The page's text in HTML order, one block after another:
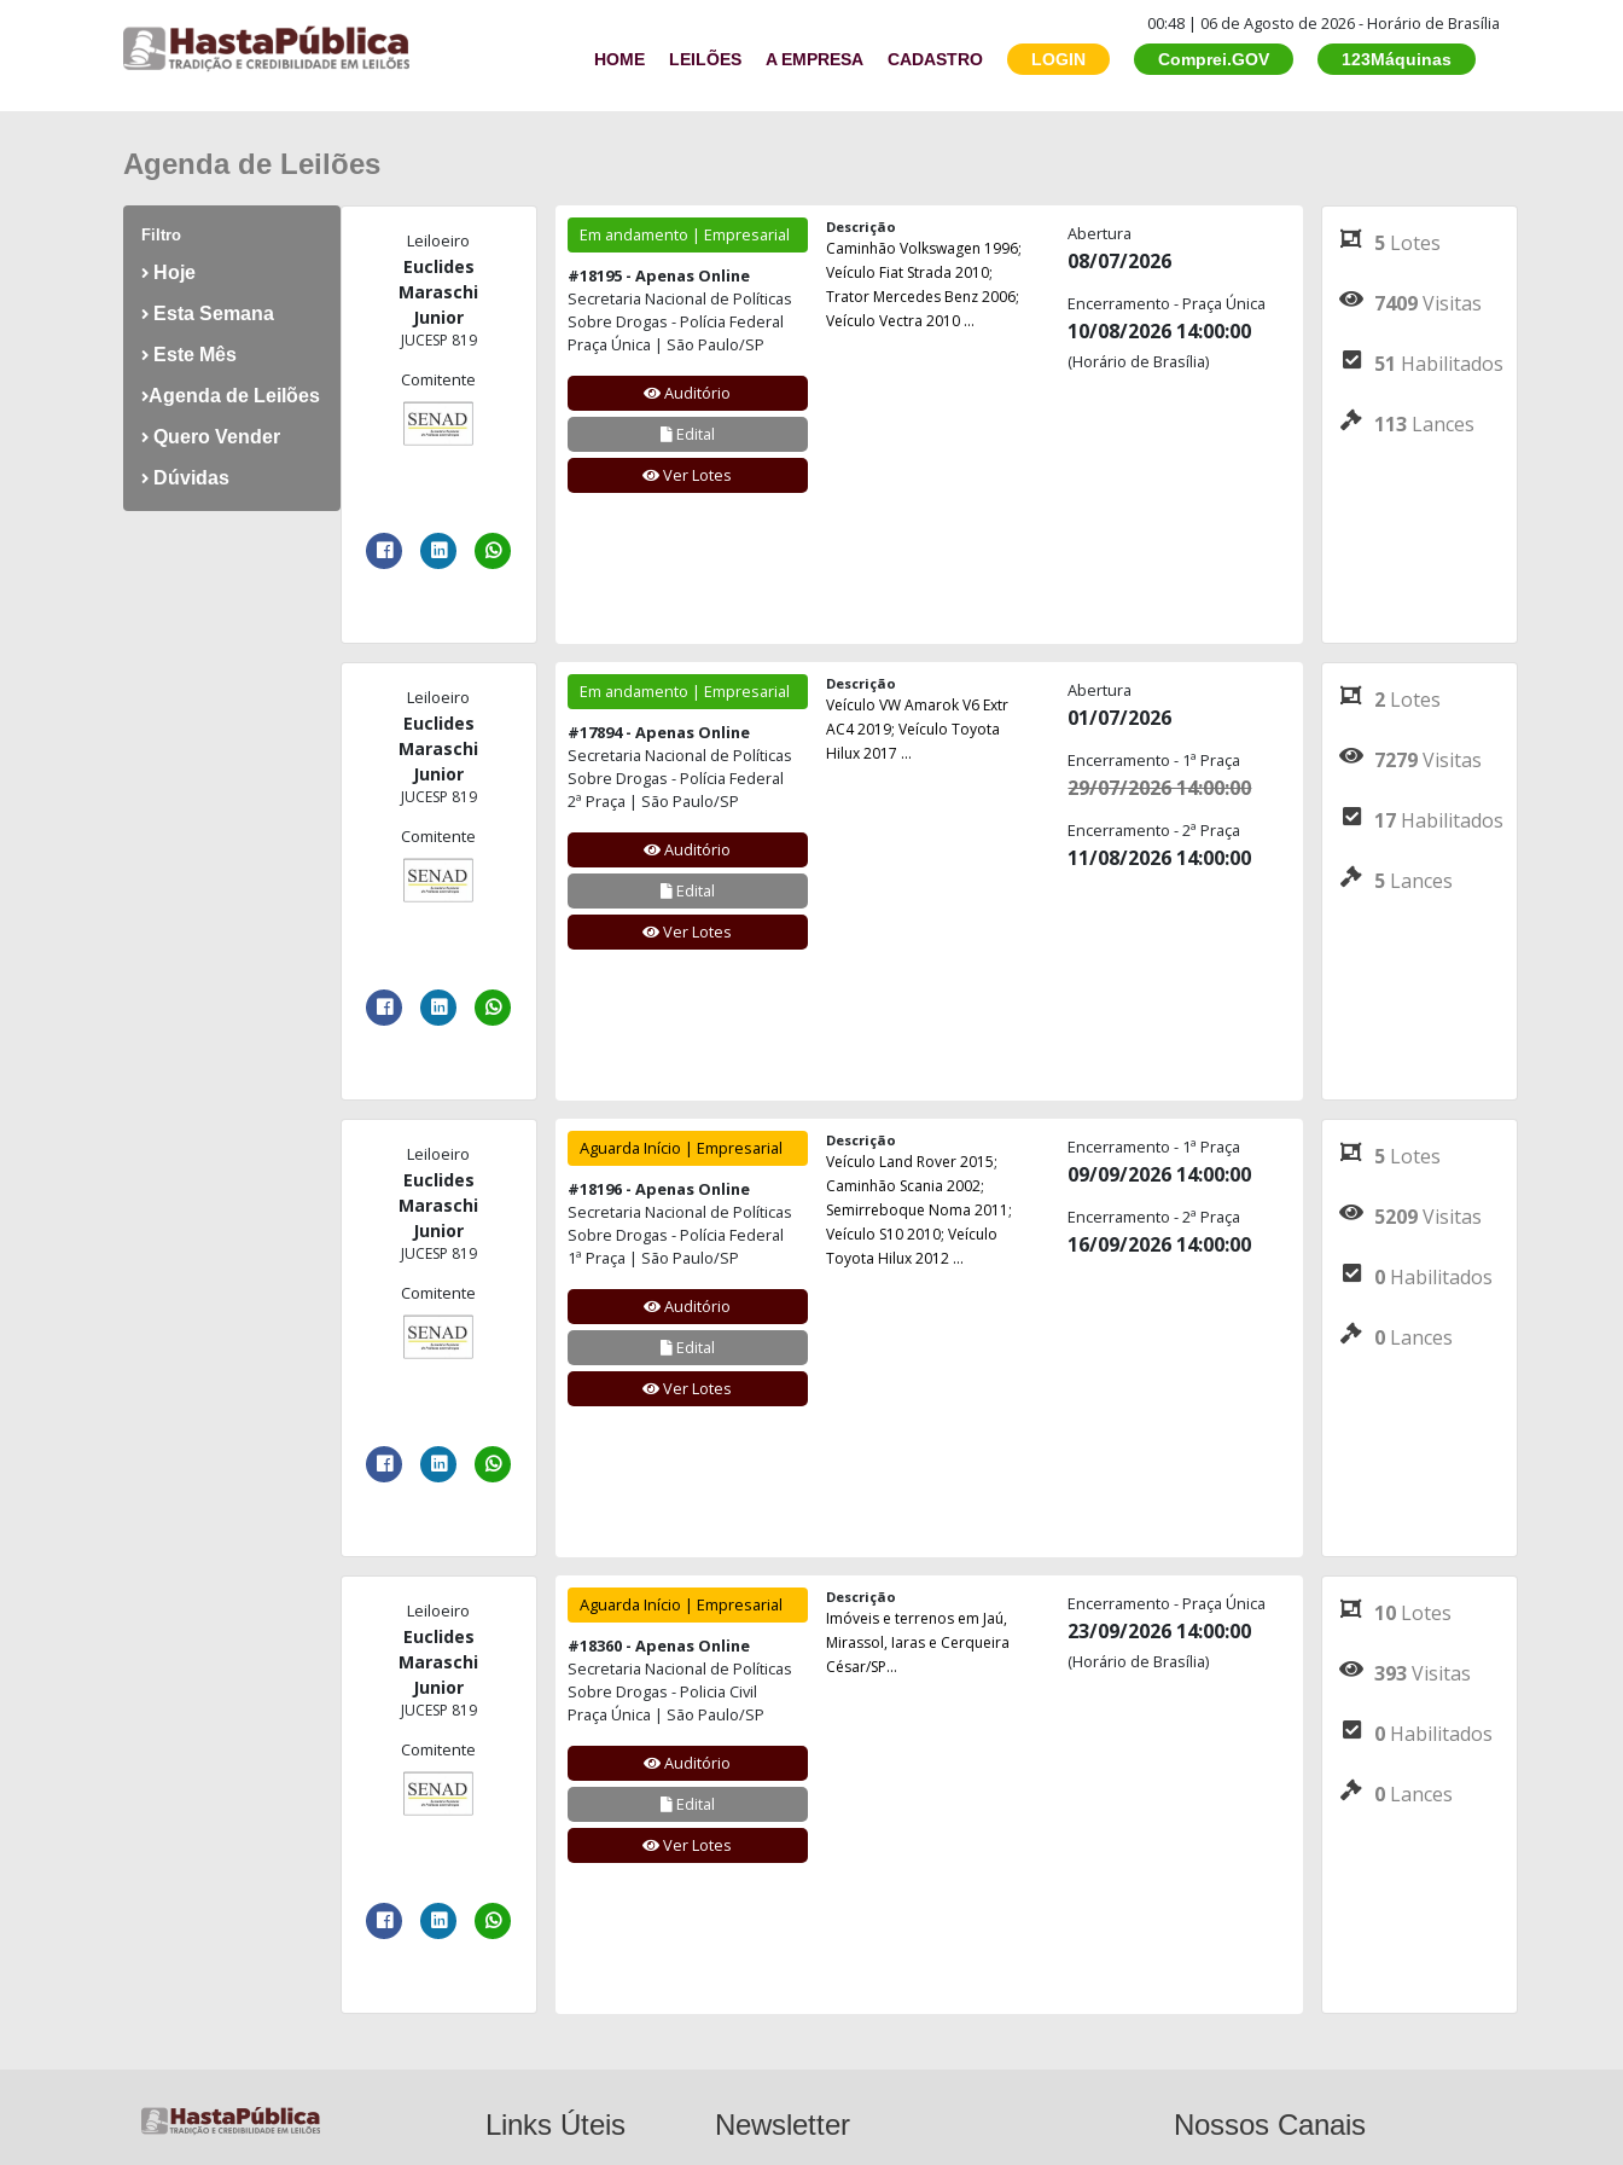
00:48 | 06 de Agosto de 2026 - Horário de Brasília
HOME LEILÕES A EMPRESA CADASTRO LOGIN Comprei.GOV 123Máquinas
Agenda de Leilões
Filtro
Hoje
Esta Semana
Este Mês
Agenda de Leilões
Quero Vender
Dúvidas
Leiloeiro
Euclides
Maraschi
Junior
JUCESP 819
Comitente
Em andamento | Empresarial
#18195 - Apenas Online
Secretaria Nacional de Políticas
Sobre Drogas - Polícia Federal
Praça Única | São Paulo/SP
Auditório
Edital
Ver Lotes
Descrição
Caminhão Volkswagen 1996;
Veículo Fiat Strada 2010;
Trator Mercedes Benz 2006;
Veículo Vectra 2010 ...
Abertura
08/07/2026
Encerramento - Praça Única
10/08/2026 14:00:00
(Horário de Brasília)
5 Lotes
7409Visitas
51 Habilitados
113 Lances
Leiloeiro
Euclides
Maraschi
Junior
JUCESP 819
Comitente
Em andamento | Empresarial
#17894 - Apenas Online
Secretaria Nacional de Políticas
Sobre Drogas - Polícia Federal
2ª Praça | São Paulo/SP
Auditório
Edital
Ver Lotes
Descrição
Veículo VW Amarok V6 Extr
AC4 2019; Veículo Toyota
Hilux 2017 ...
Abertura
01/07/2026
Encerramento - 1ª Praça
29/07/2026 14:00:00
Encerramento - 2ª Praça
11/08/2026 14:00:00
2 Lotes
7279Visitas
17 Habilitados
5 Lances
Leiloeiro
Euclides
Maraschi
Junior
JUCESP 819
Comitente
Aguarda Início | Empresarial
#18196 - Apenas Online
Secretaria Nacional de Políticas
Sobre Drogas - Polícia Federal
1ª Praça | São Paulo/SP
Auditório
Edital
Ver Lotes
Descrição
Veículo Land Rover 2015;
Caminhão Scania 2002;
Semirreboque Noma 2011;
Veículo S10 2010; Veículo
Toyota Hilux 2012 ...
Encerramento - 1ª Praça
09/09/2026 14:00:00
Encerramento - 2ª Praça
16/09/2026 14:00:00
5 Lotes
5209Visitas
0 Habilitados
0 Lances
Leiloeiro
Euclides
Maraschi
Junior
JUCESP 819
Comitente
Aguarda Início | Empresarial
#18360 - Apenas Online
Secretaria Nacional de Políticas
Sobre Drogas - Policia Civil
Praça Única | São Paulo/SP
Auditório
Edital
Ver Lotes
Descrição
Imóveis e terrenos em Jaú,
Mirassol, Iaras e Cerqueira
César/SP...
Encerramento - Praça Única
23/09/2026 14:00:00
(Horário de Brasília)
10 Lotes
393Visitas
0 Habilitados
0 Lances
Links Úteis Newsletter Nossos Canais